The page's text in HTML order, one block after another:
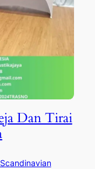
Dan Tirai